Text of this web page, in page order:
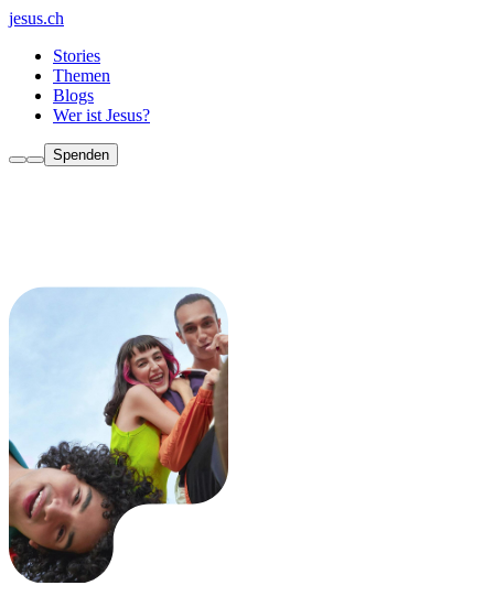
jesus.ch
Stories
Themen
Blogs
Wer ist Jesus?
Spenden